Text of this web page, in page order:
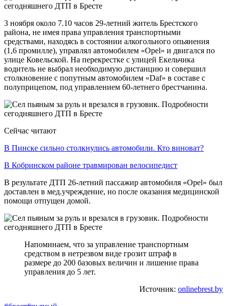
3 ноября около 7.10 часов 29-летний житель Брестского
района, не имея права управления транспортными
средствами, находясь в состоянии алкогольного опьянения
(1,6 промилле), управлял автомобилем «Opel» и двигался по
улице Ковельской. На перекрестке с улицей Екельчика
водитель не выбрал необходимую дистанцию и совершил
столкновение с попутным автомобилем «Daf» в составе с
полуприцепом, под управлением 60-летнего брестчанина.
Сейчас читают
В Пинске сильно столкнулись автомобили. Кто виноват?
В Кобринском районе травмирован велосипедист
В результате ДТП 26-летний пассажир автомобиля «Opel» был
доставлен в мед.учреждение, но после оказания медицинской
помощи отпущен домой.
Напоминаем, что за управление транспортным
средством в нетрезвом виде грозит штраф в
размере до 200 базовых величин и лишение права
управления до 5 лет.
Источник: onlinebrest.by